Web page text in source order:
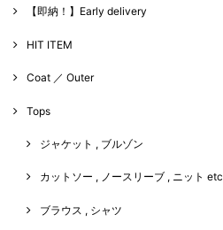
【即納！】Early delivery
HIT ITEM
Coat ／ Outer
Tops
ジャケット , ブルゾン
カットソー , ノースリーブ , ニット etc
ブラウス , シャツ